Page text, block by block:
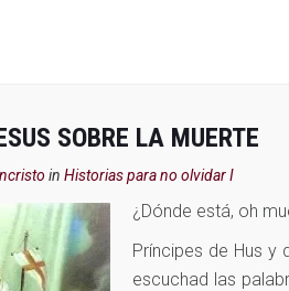
SOBRE LA MUERTE
in Historias para no olvidar I
¿Dónde está, oh
Príncipes de Hus y
escuchad las